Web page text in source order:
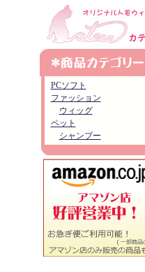
PCソフト
ファッション
ウィッグ
ペット
シャンプー